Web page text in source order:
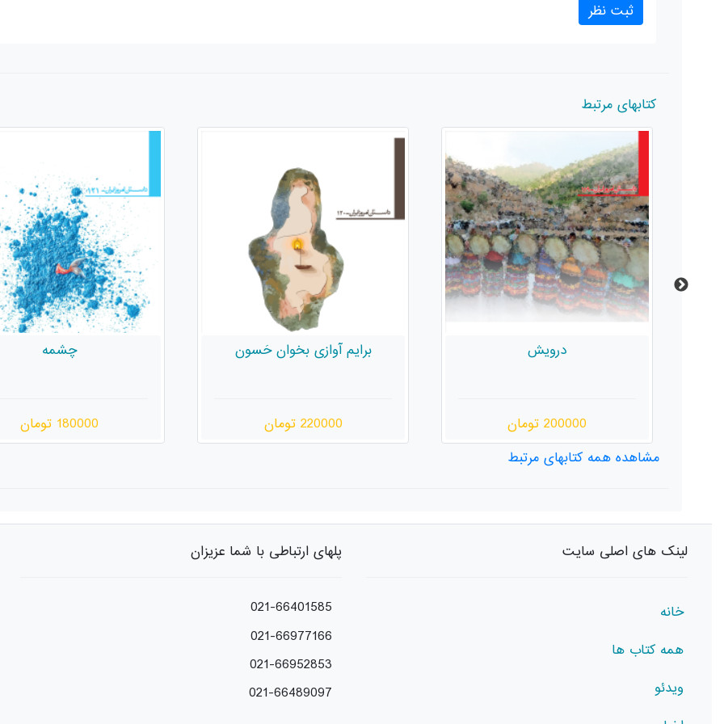
کتابهای مرتبط
راز نخل‌ها
200000 تومان
چشمه
180000 تومان
برایم آوازی بخوان حَسون
220000 تومان
مشاهده همه کتابهای مرتبط
لینک های اصلی سایت
خانه
همه کتاب ها
ویدئو
پلهای ارتباطی با شما عزیزان
021-66401585
021-66977166
021-66952853
021-66489097